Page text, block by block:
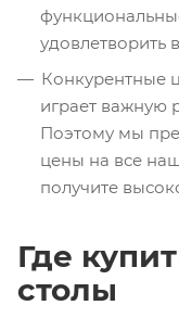
удовлетворить
Конкурентные
играет важную
Поэтому мы
цены на все
получите
Где
столы